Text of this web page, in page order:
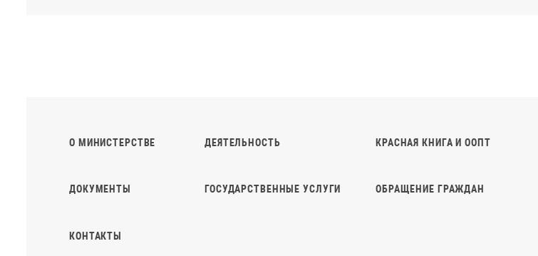
О МИНИСТЕРСТВЕ ДЕЯТЕЛЬНОСТЬ КРАСНАЯ КНИГА И ООПТ
ДОКУМЕНТЫ ГОСУДАРСТВЕННЫЕ УСЛУГИ ОБРАЩЕНИЕ ГРАЖДАН
КОНТАКТЫ